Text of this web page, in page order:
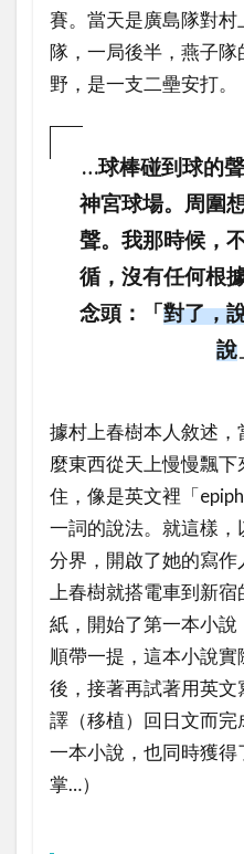
賽。當天是廣島隊對
隊，一局後半，燕子
野，是一支二壘安打。
…球棒碰到球的
神宮球場。周圍
聲。我那時候，
循，沒有任何根
念頭：「對了，
說
據村上春樹本人敘述
麼東西從天上慢慢飄
住，像是英文裡「
一詞的說法。就這樣
分界，開啟了她的寫
上春樹就搭電車到新
紙，開始了第一本小說
順帶一提，這本小說
後，接著再試著用英
譯（移植）回日文而
一本小說，也同時獲
掌…）